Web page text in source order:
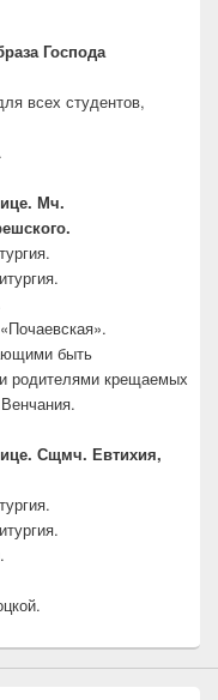
Господа
всех студентов,
Мч.
быть
родителями крещаемых
Сщмч. Евтихия,